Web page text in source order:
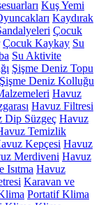
Kuş Yemi
Kaydırak
Çocuk
Çocuk Kaykay Su
Su Aktivite
Şişme Deniz Topu
Şişme Deniz Kolluğu
Havuz
Havuz Filtresi
Dip Süzgeç Havuz
Temizlik
Kepçesi Havuz
Merdiveni Havuz
Isıtma Havuz
Karavan ve
Portatif Klima